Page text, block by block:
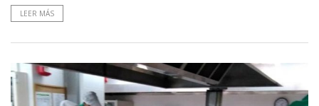
LEER MÁS